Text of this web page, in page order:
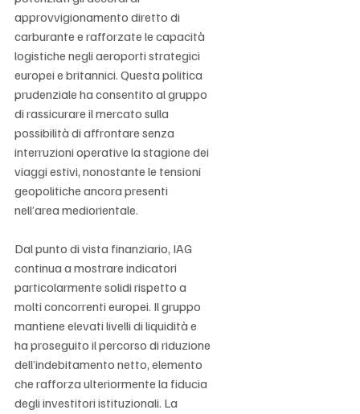
approvvigionamento diretto di
carburante e rafforzate le capacità
logistiche negli aeroporti strategici
europei e britannici. Questa politica
prudenziale ha consentito al gruppo
di rassicurare il mercato sulla
possibilità di affrontare senza
interruzioni operative la stagione dei
viaggi estivi, nonostante le tensioni
geopolitiche ancora presenti
nell’area mediorientale.
Dal punto di vista finanziario, IAG
continua a mostrare indicatori
particolarmente solidi rispetto a
molti concorrenti europei. Il gruppo
mantiene elevati livelli di liquidità e
ha proseguito il percorso di riduzione
dell’indebitamento netto, elemento
che rafforza ulteriormente la fiducia
degli investitori istituzionali. La